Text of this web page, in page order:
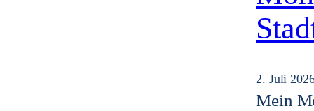
2. Juli
Mein